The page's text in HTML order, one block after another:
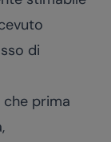
di
prima